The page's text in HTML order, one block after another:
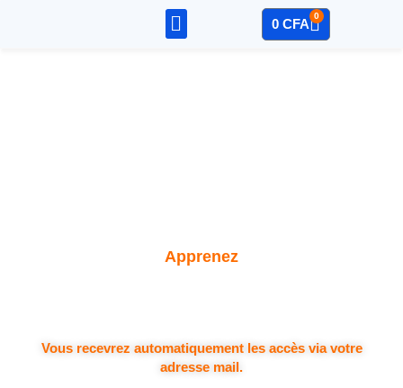
0 CFA
0
Apprenez
Vous recevrez automatiquement les accès via votre
adresse mail.